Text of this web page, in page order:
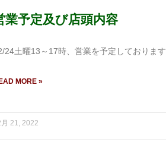
業予定及び店頭内容
24土曜13～17時、営業を予定しております
MORE »
月 21, 2022